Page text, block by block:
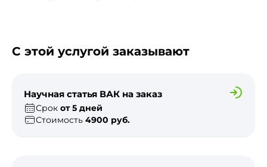
С этой услугой заказывают
Научная статья ВАК на заказ
Срок от 5 дней
Стоимость 4900 руб.